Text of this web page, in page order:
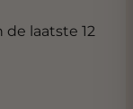
laatste 12